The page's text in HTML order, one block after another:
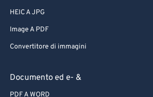
HEIC A JPG
Image A PDF
Convertitore di immagini
Documento ed e- &
PDF A WORD